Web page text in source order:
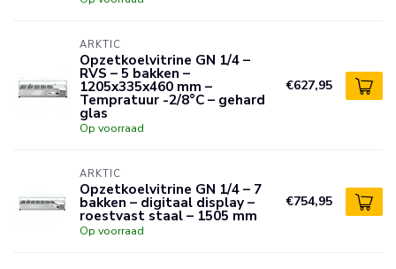
ARKTIC
Opzetkoelvitrine GN 1/4 –
RVS – 5 bakken –
1205x335x460 mm –
Tempratuur -2/8°C – gehard
glas
Op voorraad
€627,95
ARKTIC
Opzetkoelvitrine GN 1/4 – 7
bakken – digitaal display –
roestvast staal – 1505 mm
Op voorraad
€754,95